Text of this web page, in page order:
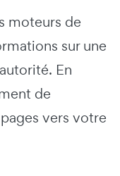
moteurs de
sur une
En
de
vers votre